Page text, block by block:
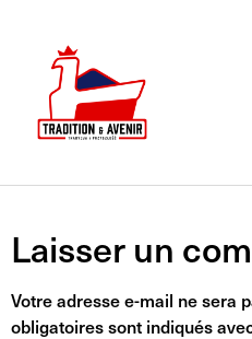
Laisser un
Votre adresse e-mail ne sera
obligatoires sont indiqués